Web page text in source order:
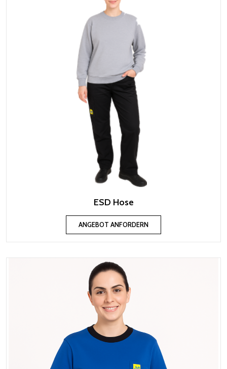
ESD Hose
ANGEBOT ANFORDERN